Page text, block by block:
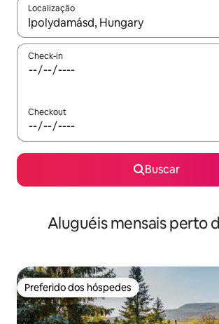
Localização
Quando os resultados estiverem
Check-in
Checkout
Buscar
Aluguéis mensais perto
Preferido dos hóspedes
Preferido dos hóspedes